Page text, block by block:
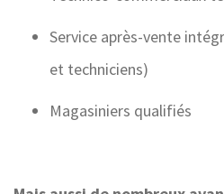
Service après-vente
et techniciens)
Magasiniers qualifiés